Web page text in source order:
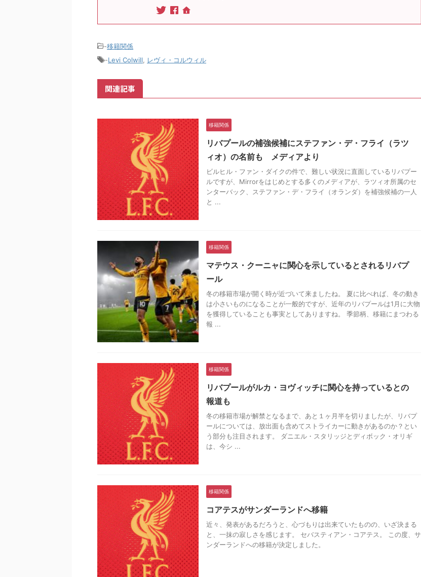
-移籍関係
-Levi Colwill レヴィ・コルウィル
関連記事
移籍関係
リバプールの補強候補にステファン・デ・フライ（ラツ
ィオ）の名前も メディアより
ビルヒル・ファン・ダイクの件で、難しい状況に直面しているリバプー
ルですが、Mirrorをはじめとする多くのメディアが、ラツィオ所属のセ
ンターバック、ステファン・デ・フライ（オランダ）を補強候補の一人
と ...
移籍関係
マテウス・クーニャに関心を示しているとされるリバプ
ール
冬の移籍市場が開く時が近づいて来ましたね。 夏に比べれば、冬の動き
は小さいものになることが一般的ですが、近年のリバプールは1月に大物
を獲得していることも事実としてありますね。 季節柄、移籍にまつわる
報 ...
移籍関係
リバプールがルカ・ヨヴィッチに関心を持っているとの
報道も
冬の移籍市場が解禁となるまで、あと１ヶ月半を切りましたが、リバプ
ールについては、放出面も含めてストライカーに動きがあるのか？とい
う部分も注目されます。 ダニエル・スタリッジとディボック・オリギ
は、今シ ...
移籍関係
コアテスがサンダーランドへ移籍
近々、発表があるだろうと、心づもりは出来ていたものの、いざ決まる
と、一抹の寂しさを感じます。 セバスティアン・コアテス。 この度、サ
ンダーランドへの移籍が決定しました。